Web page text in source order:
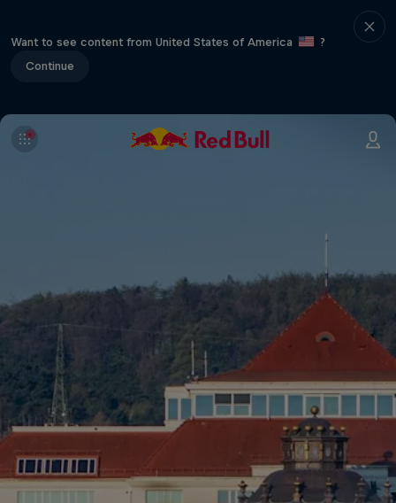
Want to see content from United States of America
?
Continue